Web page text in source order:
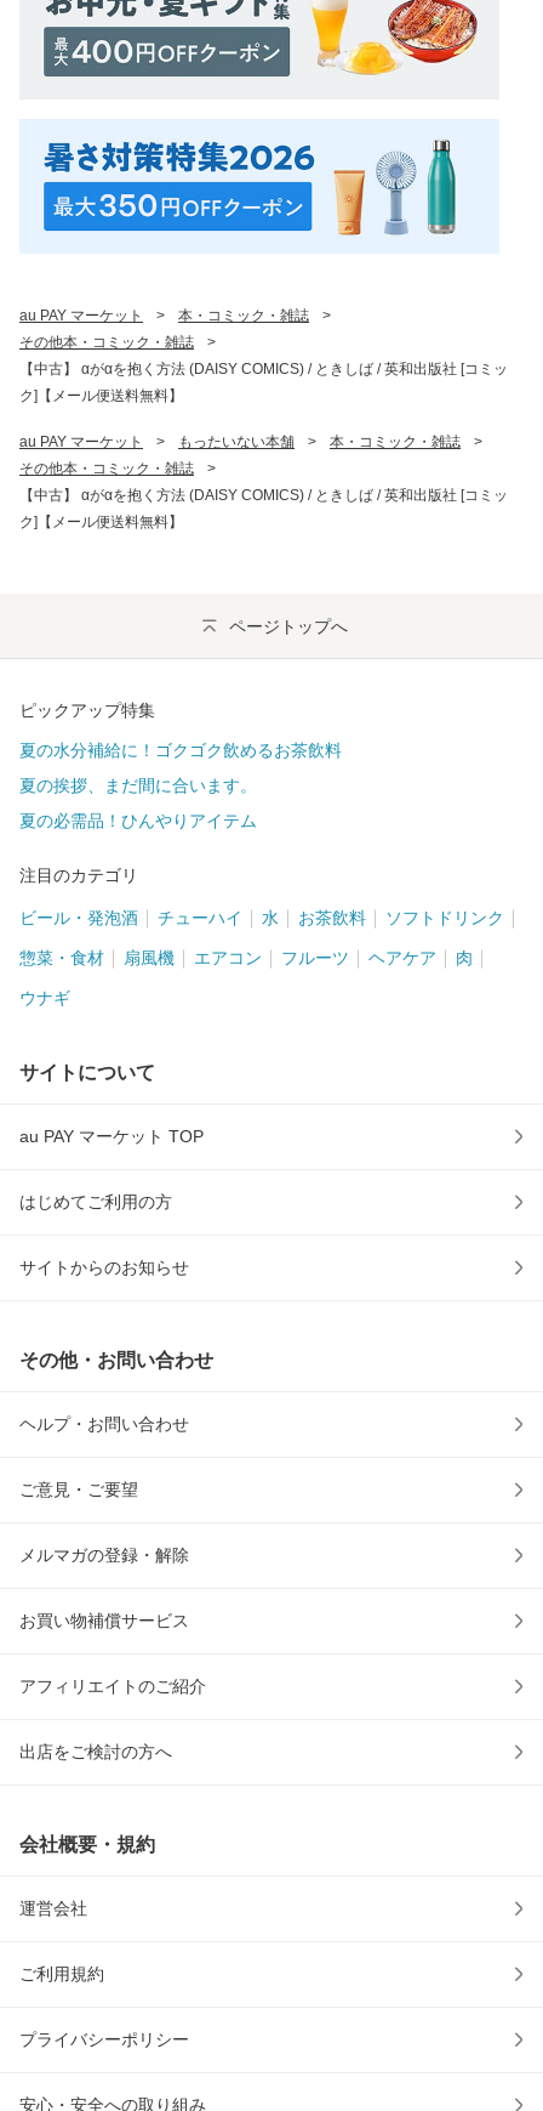
au PAY マーケット > 本・コミック・雑誌
>
その他本・コミック・雑誌
>
【中古】 αがαを抱く方法 (DAISY COMICS) / ときしば / 英和出版社 [コミッ
ク]【メール便送料無料】
au PAY マーケット > もったいない本舗 > 本・コミック・雑誌
>
その他本・コミック・雑誌
>
【中古】 αがαを抱く方法 (DAISY COMICS) / ときしば / 英和出版社 [コミッ
ク]【メール便送料無料】
ページトップへ
ピックアップ特集
夏の水分補給に！ゴクゴク飲めるお茶飲料
夏の挨拶、まだ間に合います。
夏の必需品！ひんやりアイテム
注目のカテゴリ
ビール・発泡酒 チューハイ 水 お茶飲料 ソフトドリンク
惣菜・食材 扇風機 エアコン フルーツ ヘアケア 肉
ウナギ
サイトについて
au PAY マーケット TOP
はじめてご利用の方
サイトからのお知らせ
その他・お問い合わせ
ヘルプ・お問い合わせ
ご意見・ご要望
メルマガの登録・解除
お買い物補償サービス
アフィリエイトのご紹介
出店をご検討の方へ
会社概要・規約
運営会社
ご利用規約
プライバシーポリシー
安心・安全への取り組み